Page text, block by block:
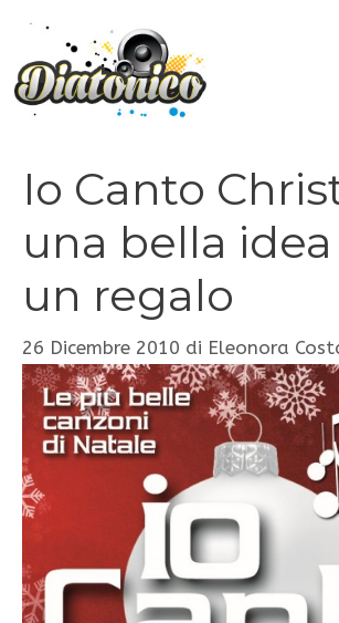
contenuto
Io Canto
una bella
un regalo
26 Dicembre 2010 di Eleonora